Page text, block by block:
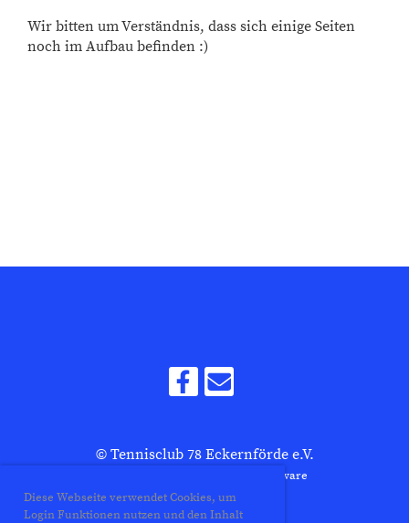
Diese Webseite verwendet Cookies, um
Login Funktionen nutzen und den Inhalt
Wir bitten um Verständnis, dass sich einige Seiten
noch im Aufbau befinden :)
© Tennisclub 78 Eckernförde e.V.
Erstellt mit ClubDesk Vereinssoftware